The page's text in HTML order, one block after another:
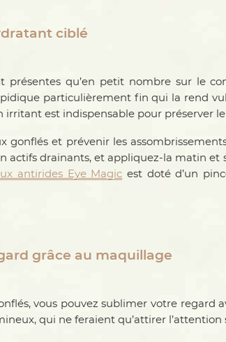
ciblé
présentes qu’en petit nombre sur le
particulièrement fin qui la rend
irritant est indispensable pour préserver
gonflés et prévenir les
actifs drainants, et appliquez-la matin
antirides Eye Magic est doté d’un
grâce au maquillage
vous pouvez sublimer votre
qui ne feraient qu’attirer l’attention